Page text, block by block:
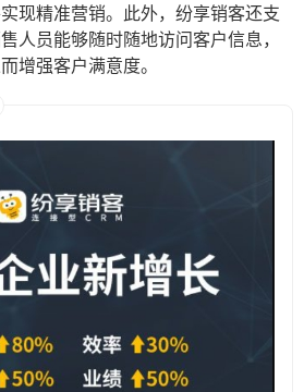
现精准营销。此外，纷享销客还支
人员能够随时随地访问客户信息，
增强客户满意度。